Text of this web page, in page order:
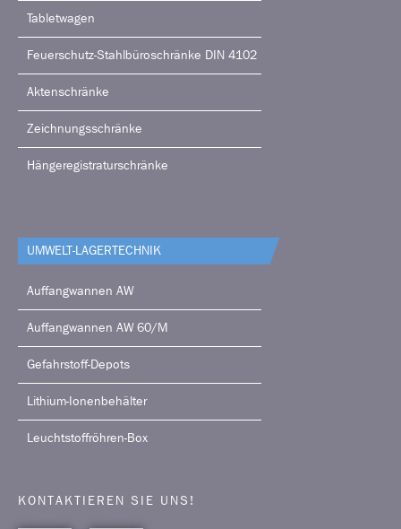
Tabletwagen
Feuerschutz-Stahlbüroschränke DIN 4102
Aktenschränke
Zeichnungsschränke
Hängeregistraturschränke
UMWELT-LAGERTECHNIK
Auffangwannen AW
Auffangwannen AW 60/M
Gefahrstoff-Depots
Lithium-Ionenbehälter
Leuchtstoffröhren-Box
KONTAKTIEREN SIE UNS!